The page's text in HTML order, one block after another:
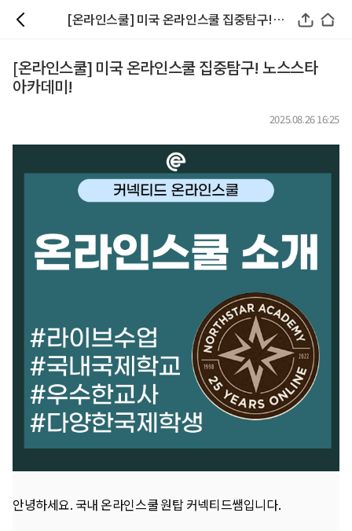
[온라인스쿨] 미국 온라인스쿨 집중탐구! 노스스타 아카데미!
[온라인스쿨] 미국 온라인스쿨 집중탐구! 노스스타
아카데미!
2025.08.26 16:25
안녕하세요. 국내 온라인스쿨 원탑 커넥티드쌤입니다.